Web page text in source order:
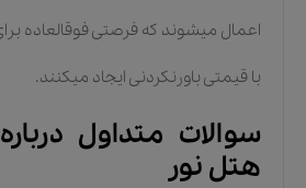
اعمال میشوند که فرصتی فوقالعاده
با قیمتی باورنکردنی ایجاد میکنند.
سوالات متداول
هتل نور